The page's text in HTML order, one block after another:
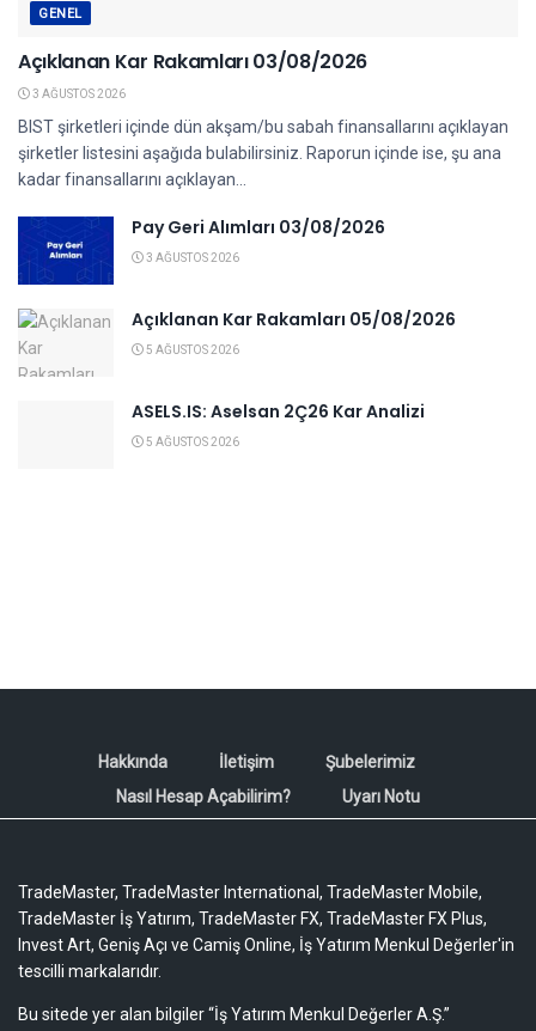
GENEL
Açıklanan Kar Rakamları 03/08/2026
3 AĞUSTOS 2026
BIST şirketleri içinde dün akşam/bu sabah finansallarını açıklayan
şirketler listesini aşağıda bulabilirsiniz. Raporun içinde ise, şu ana
kadar finansallarını açıklayan...
Pay Geri Alımları 03/08/2026
3 AĞUSTOS 2026
Açıklanan Kar Rakamları 05/08/2026
5 AĞUSTOS 2026
ASELS.IS: Aselsan 2Ç26 Kar Analizi
5 AĞUSTOS 2026
Hakkında İletişim
Şubelerimiz
Nasıl Hesap Açabilirim?
Uyarı Notu
TradeMaster, TradeMaster International, TradeMaster Mobile,
TradeMaster İş Yatırım, TradeMaster FX, TradeMaster FX Plus,
Invest Art, Geniş Açı ve Camiş Online, İş Yatırım Menkul Değerler'in
tescilli markalarıdır.
Bu sitede yer alan bilgiler “İş Yatırım Menkul Değerler A.Ş.”